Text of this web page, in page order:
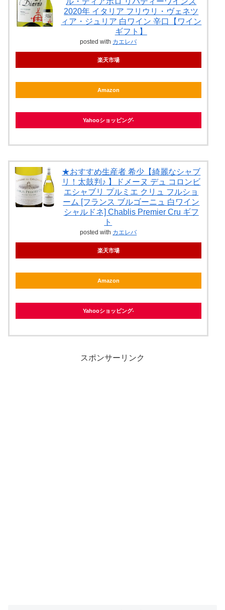
2020年 イタリア フリウリ・ヴェネツ
ィア・ジュリア 白ワイン 辛口【ワイン
ギフト】
posted with カエレバ
楽天市場
Amazon
Yahooショッピング
★おすすめ生産者 希少【綺麗なシャブ
リ！太鼓判♪ 】ドメーヌ デュ コロンビ
エシャブリ プルミエ クリュ フルショ
ーム [フランス ブルゴーニュ 白ワイン
シャルドネ] Chablis Premier Cru ギフ
ト
posted with カエレバ
楽天市場
Amazon
Yahooショッピング
スポンサーリンク